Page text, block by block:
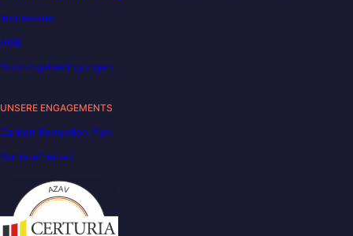
Impressum
AGB
Nutzungsbedingungen
UNSERE ENGAGEMENTS
Carbon Reduction Plan
Barrierefreiheit